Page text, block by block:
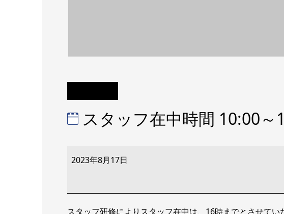
スタッフ在中時間 10:00～
タ
ッ
中
間
2023年8月17日
スタッフ研修によりスタッフ在中は、16時までとさせてい